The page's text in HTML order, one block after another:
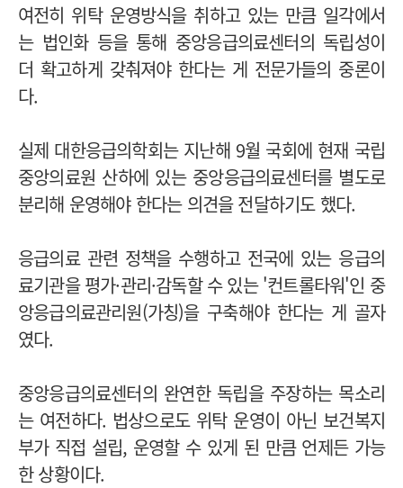
여전히 위탁 운영방식을 취하고 있는 만큼 일각에서
는 법인화 등을 통해 중앙응급의료센터의 독립성이
더 확고하게 갖춰져야 한다는 게 전문가들의 중론이
다.
실제 대한응급의학회는 지난해 9월 국회에 현재 국립
중앙의료원 산하에 있는 중앙응급의료센터를 별도로
분리해 운영해야 한다는 의견을 전달하기도 했다.
응급의료 관련 정책을 수행하고 전국에 있는 응급의
료기관을 평가·관리·감독할 수 있는 '컨트롤타워'인 중
앙응급의료관리원(가칭)을 구축해야 한다는 게 골자
였다.
중앙응급의료센터의 완연한 독립을 주장하는 목소리
는 여전하다. 법상으로도 위탁 운영이 아닌 보건복지
부가 직접 설립, 운영할 수 있게 된 만큼 언제든 가능
한 상황이다.